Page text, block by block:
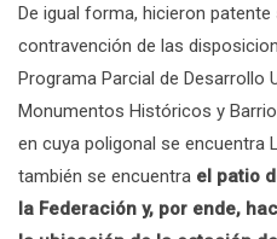
De igual forma, hicieron
contravención de las
Programa Parcial de Desarrollo
Monumentos Históricos y
en cuya poligonal se
también se encuentra el patio
la Federación y, por ende,